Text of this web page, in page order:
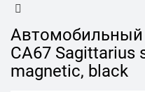
Автомобильный
CA67 Sagittarius
magnetic, black